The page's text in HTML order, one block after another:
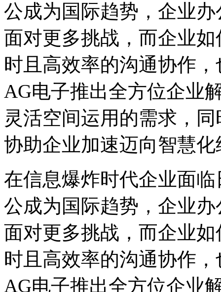
公成为国际趋势，企业
面对更多挑战，而企业
时且高效率的沟通协作
AG电子推出全方位企业
灵活空间运用的需求，
协助企业加速迈向智慧化
在信息爆炸时代企业面
公成为国际趋势，企业
面对更多挑战，而企业
时且高效率的沟通协作
AG电子推出全方位企业